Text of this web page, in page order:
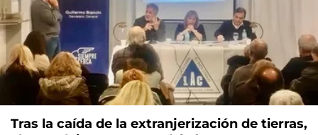
Tras la caída de la extranjerización de tierras,